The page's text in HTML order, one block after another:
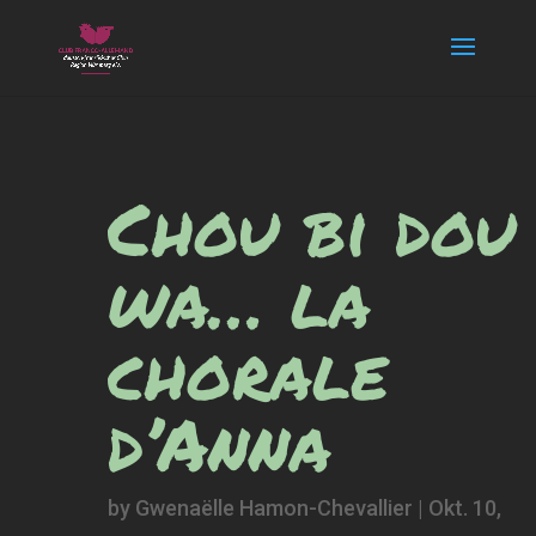
Chou bi dou
wa… la
chorale
d’Anna
by Gwenaëlle Hamon-Chevallier | Okt. 10,